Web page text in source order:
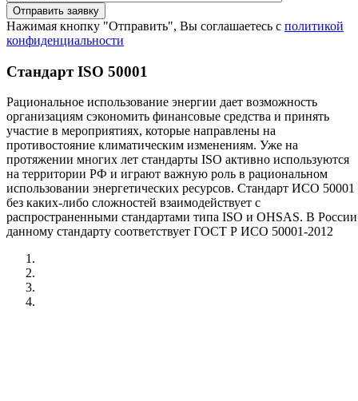
Нажимая кнопку "Отправить", Вы соглашаетесь с политикой
конфиденциальности
Стандарт ISO 50001
Рациональное использование энергии дает возможность
организациям сэкономить финансовые средства и принять
участие в мероприятиях, которые направлены на
противостояние климатическим изменениям. Уже на
протяжении многих лет стандарты ISO активно используются
на территории РФ и играют важную роль в рациональном
использовании энергетических ресурсов. Стандарт ИСО 50001
без каких-либо сложностей взаимодействует с
распространенными стандартами типа ISO и OHSAS. В России
данному стандарту соответствует ГОСТ Р ИСО 50001-2012